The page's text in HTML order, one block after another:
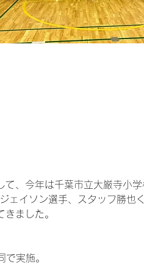
、今年は千葉市立大厳寺小学
ェイソン選手、スタッフ勝
ました。
実施。